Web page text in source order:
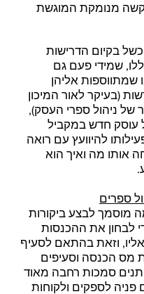
מנומקת המוגשת
בקיום הדרישות
שמידי פעם גם
שמתווספות אליהן
(בעיקר לאור המיכון
של ניהול ספרי העסק),
עוסק חדש במקביל
להיוועץ עם רואה
אותו מה ואיך הוא
ספרים
מוסמך לבצע ביקורות
לבחון את ההכנסות
וזאת בהתאם לסעיף
מס הכנסה וסעיפים
סמכות רחבה מאוד
פניה לספקים ולקוחות